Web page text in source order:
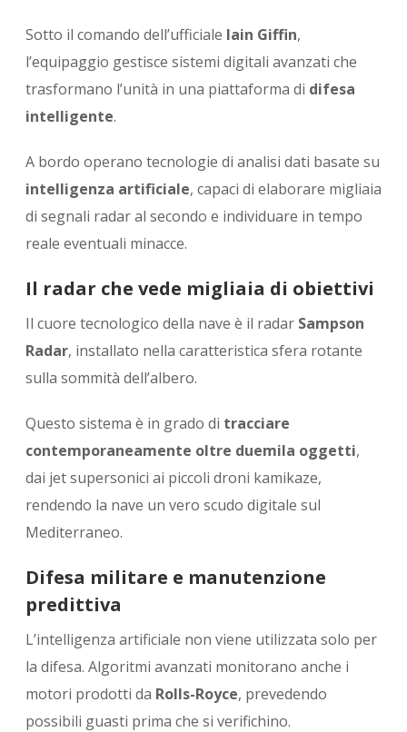
Sotto il comando dell’ufficiale Iain Giffin,
l’equipaggio gestisce sistemi digitali avanzati che
trasformano l’unità in una piattaforma di difesa
intelligente.
A bordo operano tecnologie di analisi dati basate su
intelligenza artificiale, capaci di elaborare migliaia
di segnali radar al secondo e individuare in tempo
reale eventuali minacce.
Il radar che vede migliaia di obiettivi
Il cuore tecnologico della nave è il radar Sampson
Radar, installato nella caratteristica sfera rotante
sulla sommità dell’albero.
Questo sistema è in grado di tracciare
contemporaneamente oltre duemila oggetti,
dai jet supersonici ai piccoli droni kamikaze,
rendendo la nave un vero scudo digitale sul
Mediterraneo.
Difesa militare e manutenzione
predittiva
L’intelligenza artificiale non viene utilizzata solo per
la difesa. Algoritmi avanzati monitorano anche i
motori prodotti da Rolls-Royce, prevedendo
possibili guasti prima che si verifichino.